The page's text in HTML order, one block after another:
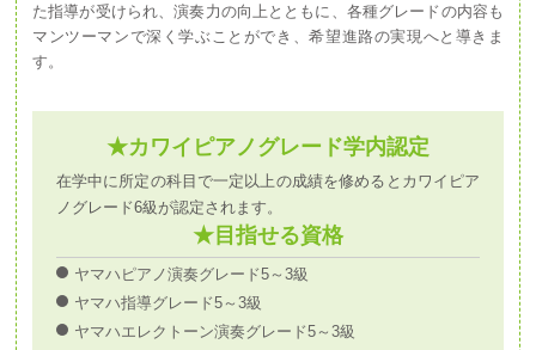
た指導が受けられ、演奏力の向上とともに、各種グレードの内容も
マンツーマンで深く学ぶことができ、希望進路の実現へと導きま
す。
★カワイピアノグレード学内認定
在学中に所定の科目で一定以上の成績を修めるとカワイピア
ノグレード6級が認定されます。
★目指せる資格
ヤマハピアノ演奏グレード5～3級
ヤマハ指導グレード5～3級
ヤマハエレクトーン演奏グレード5～3級